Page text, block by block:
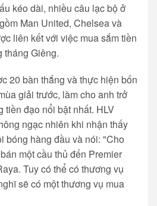
kéo dài, nhiều câu lạc bộ ở
Man United, Chelsea và
liên kết với việc mua sắm tiền
tháng Giêng.
20 bàn thắng và thực hiện bốn
giải trước, làm cho anh trở
tiền đạo nổi bật nhất. HLV
ngạc nhiên khi nhận thấy
bóng hàng đầu và nói: "Cho
một cầu thủ đến Premier
Tuy có thể có thương vụ
sẽ có một thương vụ mua